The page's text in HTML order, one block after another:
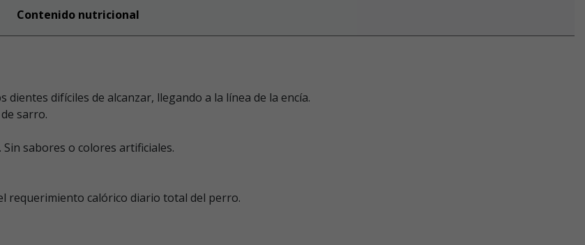
Contenido nutricional
difíciles de alcanzar, llegando a la línea de la encía.
sarro.
sabores o colores artificiales.
requerimiento calórico diario total del perro.